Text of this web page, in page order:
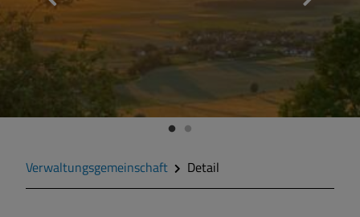
Verwaltungsgemeinschaft Detail